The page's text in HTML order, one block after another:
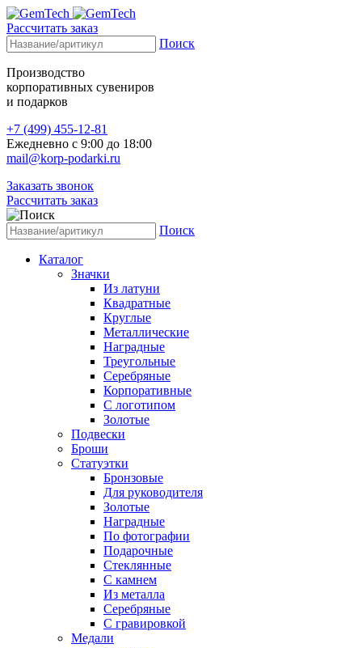
Рассчитать заказ
Поиск
Производство
корпоративных сувениров
и подарков
+7 (499) 455-12-81
Ежедневно с 9:00 до 18:00
mail@korp-podarki.ru
Заказать звонок
Рассчитать заказ
Поиск
Каталог
Значки
Из латуни
Квадратные
Круглые
Металлические
Наградные
Треугольные
Серебряные
Корпоративные
С логотипом
Золотые
Подвески
Броши
Статуэтки
Бронзовые
Для руководителя
Золотые
Наградные
По фотографии
Подарочные
Стеклянные
С камнем
Из металла
Серебряные
С гравировкой
Медали